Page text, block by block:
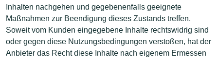
Inhalten nachgehen und gegebenenfalls geeignete
Maßnahmen zur Beendigung dieses Zustands treffen.
Soweit vom Kunden eingegebene Inhalte rechtswidrig sind
oder gegen diese Nutzungsbedingungen verstoßen, hat der
Anbieter das Recht diese Inhalte nach eigenem Ermessen